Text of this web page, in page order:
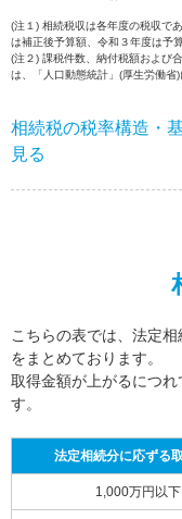
(注１) 相続税収は各年度の税収で
は補正後予算額、令和３年度は予算
(注２) 課税件数、納付税額および
は、「人口動態統計」(厚生労働省)
相続税の税率構造・
見る
こちらの表では、法定
をまとめております。
取得金額が上がるにつ
す。
法定相続分に応ずる
1,000万円以下